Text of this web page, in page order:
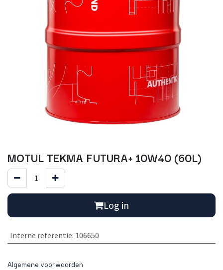
MOTUL TEKMA FUTURA+ 10W40 (60L)
Log in
Interne referentie: 106650
Algemene voorwaarden